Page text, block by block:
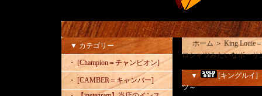
▼ カテゴリー
・ [Champion＝チャンピオン]
・ [CAMBER＝キャンバー]
ホーム ＞ King Louie
ロシャツみたいなボーリ
▼
[キングルイ]
ツ～